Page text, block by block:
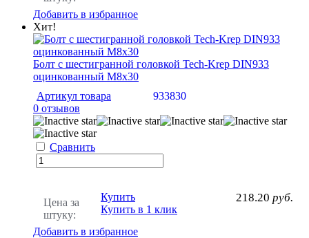
Добавить в избранное
Хит!
Болт с шестигранной головкой Tech-Krep DIN933
оцинкованный М8х30
Артикул товара
933830
0 отзывов
Сравнить
Цена за
штуку:
218.20 руб.
Купить
Купить в 1 клик
Добавить в избранное